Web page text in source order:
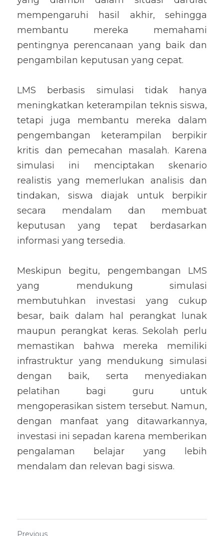
mempengaruhi hasil akhir, sehingga
membantu mereka memahami
pentingnya perencanaan yang baik dan
pengambilan keputusan yang cepat.
LMS berbasis simulasi tidak hanya
meningkatkan keterampilan teknis siswa,
tetapi juga membantu mereka dalam
pengembangan keterampilan berpikir
kritis dan pemecahan masalah. Karena
simulasi ini menciptakan skenario
realistis yang memerlukan analisis dan
tindakan, siswa diajak untuk berpikir
secara mendalam dan membuat
keputusan yang tepat berdasarkan
informasi yang tersedia.
Meskipun begitu, pengembangan LMS
yang mendukung simulasi
membutuhkan investasi yang cukup
besar, baik dalam hal perangkat lunak
maupun perangkat keras. Sekolah perlu
memastikan bahwa mereka memiliki
infrastruktur yang mendukung simulasi
dengan baik, serta menyediakan
pelatihan bagi guru untuk
mengoperasikan sistem tersebut. Namun,
dengan manfaat yang ditawarkannya,
investasi ini sepadan karena memberikan
pengalaman belajar yang lebih
mendalam dan relevan bagi siswa.
Previous